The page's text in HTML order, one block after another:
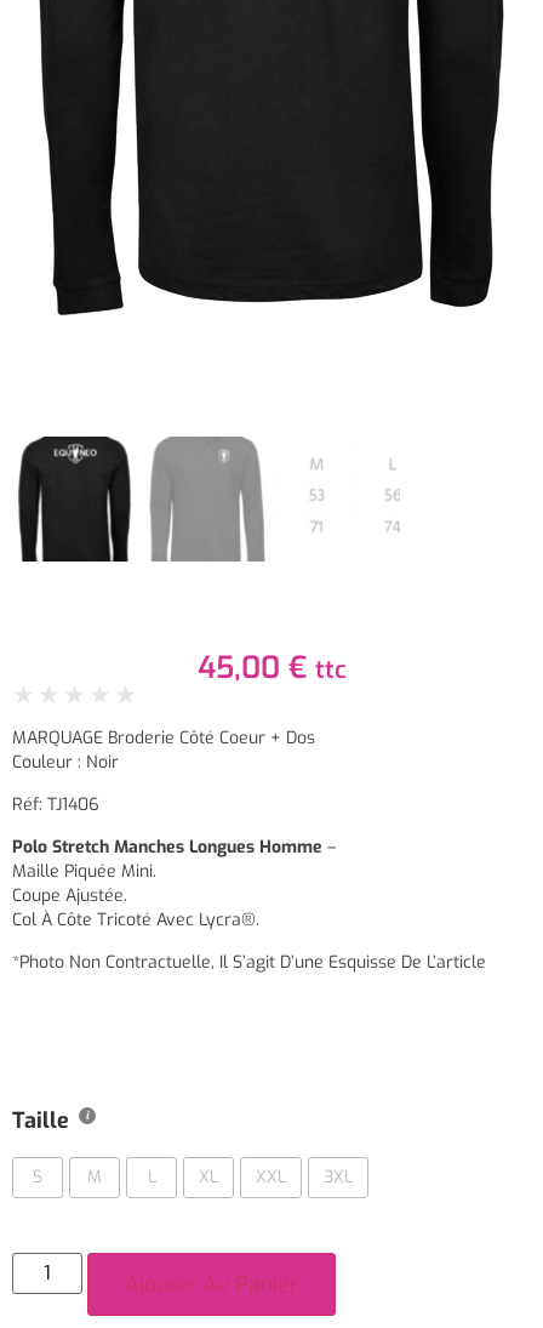
45,00 € ttc
★ ★ ★ ★ ★
MARQUAGE Broderie Côté Coeur + Dos
Couleur : Noir
Réf: TJ1406
Polo Stretch Manches Longues Homme –
Maille Piquée Mini.
Coupe Ajustée.
Col À Côte Tricoté Avec Lycra®.
*Photo Non Contractuelle, Il S’agit D’une Esquisse De L’article
Taille
S M L XL XXL 3XL
Ajouter Au Panier